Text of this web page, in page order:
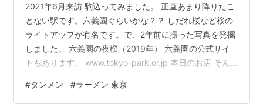
2021年6月来訪 駒込ってみました。 正直あまり降りたこ
とない駅です。六義園ぐらいかな？？ しだれ桜など桜の
ライトアップが有名です。で、2年前に撮った写真を発掘
しました。 六義園の夜桜（2019年） 六義園の公式サイ
トもあります。 www.tokyo-park.or.jp 本日のお店 そん
の文京区のお店となりました。 六義園の通り向かいにあ
るので、 JR山手線・メトロ南北線の駒込駅からもそれほ
#タンメン #ラーメン 東京